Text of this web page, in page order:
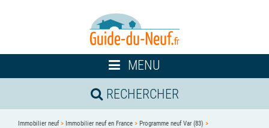
Toggle
navigation
MENU
RECHERCHER
Immobilier neuf> Immobilier neuf en France > Programme neuf Var (83) >